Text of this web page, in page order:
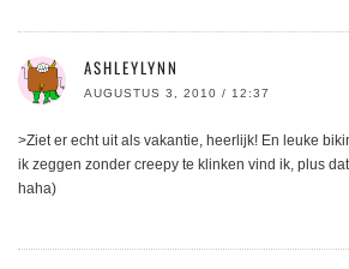
ASHLEYLYNN
AUGUSTUS 3, 2010 / 12:37
>Ziet er echt uit als vakantie, heerlijk! En leuke
ik zeggen zonder creepy te klinken vind ik, plus
haha)